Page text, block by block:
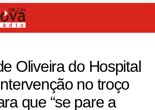
Oliveira do Hospital
no troço
que “se pare a